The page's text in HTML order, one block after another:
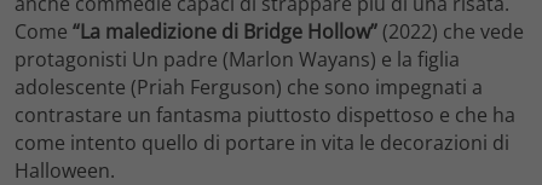
Come “La maledizione di Bridge Hollow”(2022) che vede
protagonisti Un padre (Marlon Wayans) e la figlia
adolescente (Priah Ferguson) che sono impegnati a
contrastare un fantasma piuttosto dispettoso e che ha
come intento quello di portare in vita le decorazioni di
Halloween.